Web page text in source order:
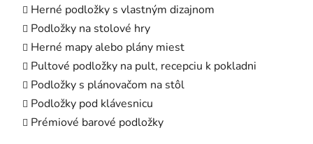
Herné podložky s vlastným dizajnom
Podložky na stolové hry
Herné mapy alebo plány miest
Pultové podložky na pult, recepciu k pokladni
Podložky s plánovačom na stôl
Podložky pod klávesnicu
Prémiové barové podložky